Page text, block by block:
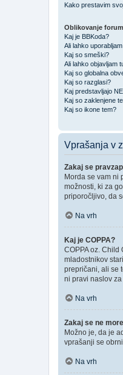
Kako prestavim
Oblikovanje
Kaj je BBKoda?
Ali lahko
Kaj so smeški?
Ali lahko objavljam
Kaj so globalna
Kaj so razglasi?
Kaj predstavljajo
Kaj so zaklenjene
Kaj so ikone tem?
Vprašanja v
Zakaj se
Morda se vam ni
možnosti, ki za
priporočljivo, da
Na vrh
Kaj je COPPA?
COPPA oz.
mladostnikov
prepričani, ali se
ni pravi naslov
Na vrh
Zakaj se ne
Možno je, da je
vprašanji se
Na vrh